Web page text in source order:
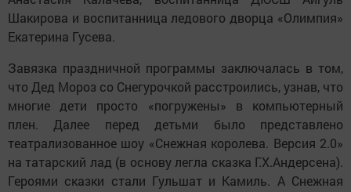
Шакирова и воспитанница ледового дворца «Олимпия»
Екатерина Гусева.
Завязка праздничной программы заключалась в том,
что Дед Мороз со Снегурочкой расстроились, узнав, что
многие дети просто «погружены» в компьютерный
плен. Далее перед детьми было представлено
театрализованное шоу «Снежная королева. Версия 2.0»
на татарский лад (в основу легла сказка Г.Х.Андерсена).
Героями сказки стали Гульшат и Камиль. А Снежная